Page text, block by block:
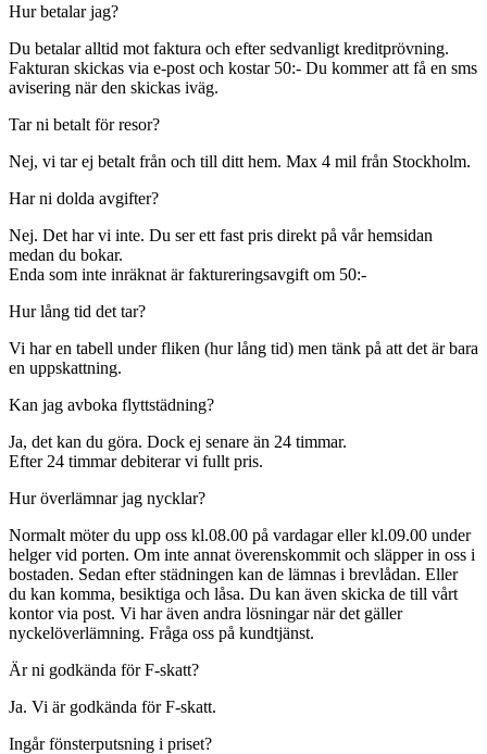
Hur betalar jag?
Du betalar alltid mot faktura och efter sedvanligt kreditprövning.
Fakturan skickas via e-post och kostar 50:- Du kommer att få en sms
avisering när den skickas iväg.
Tar ni betalt för resor?
Nej, vi tar ej betalt från och till ditt hem. Max 4 mil från Stockholm.
Har ni dolda avgifter?
Nej. Det har vi inte. Du ser ett fast pris direkt på vår hemsidan
medan du bokar.
Enda som inte inräknat är faktureringsavgift om 50:-
Hur lång tid det tar?
Vi har en tabell under fliken (hur lång tid) men tänk på att det är bara
en uppskattning.
Kan jag avboka flyttstädning?
Ja, det kan du göra. Dock ej senare än 24 timmar.
Efter 24 timmar debiterar vi fullt pris.
Hur överlämnar jag nycklar?
Normalt möter du upp oss kl.08.00 på vardagar eller kl.09.00 under
helger vid porten. Om inte annat överenskommit och släpper in oss i
bostaden. Sedan efter städningen kan de lämnas i brevlådan. Eller
du kan komma, besiktiga och låsa. Du kan även skicka de till vårt
kontor via post. Vi har även andra lösningar när det gäller
nyckelöverlämning. Fråga oss på kundtjänst.
Är ni godkända för F-skatt?
Ja. Vi är godkända för F-skatt.
Ingår fönsterputsning i priset?